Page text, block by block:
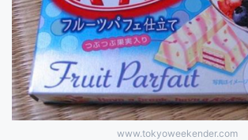
www.tokyoweekender.com